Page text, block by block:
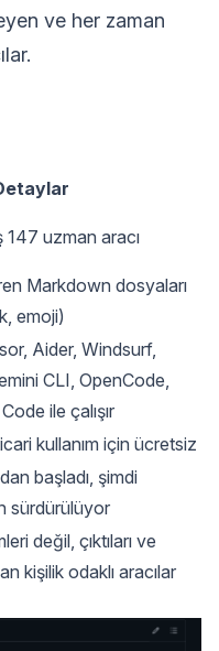
ve her zaman
147 uzman aracı
Markdown dosyaları
emoji)
Aider, Windsurf,
CLI, OpenCode,
ile çalışır
kullanım için ücretsiz
başladı, şimdi
sürdürülüyor
değil, çıktıları ve
kişilik odaklı aracılar